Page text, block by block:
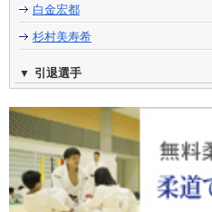
白金宏都
杉村美寿希
引退選手